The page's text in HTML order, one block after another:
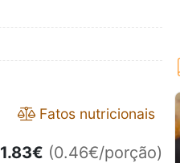
Fatos nutricionais
1.83€ (0.46€/porção)